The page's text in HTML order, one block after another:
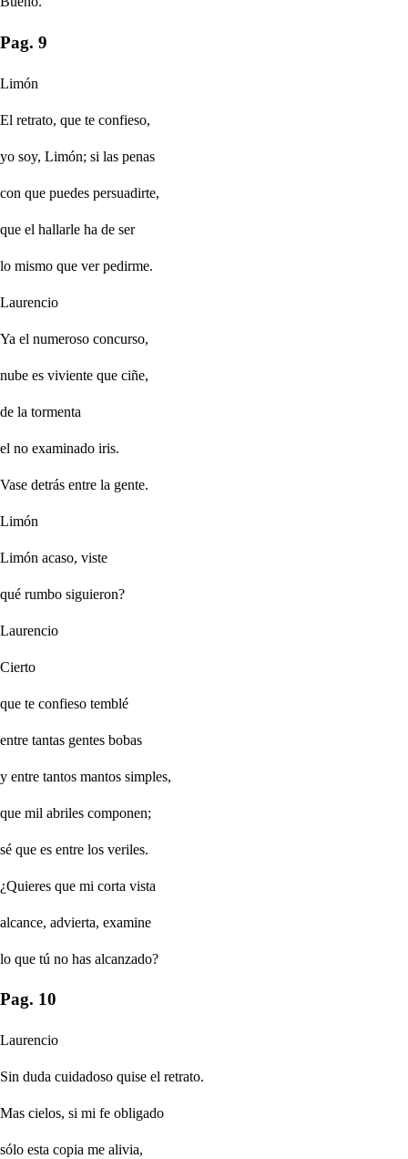
Pag. 9
Limón
El retrato, que te confieso,
yo soy, Limón; si las penas
con que puedes persuadirte,
que el hallarle ha de ser
lo mismo que ver pedirme.
Laurencio
Ya el numeroso concurso,
nube es viviente que ciñe,
de la tormenta
el no examinado iris.
Vase detrás entre la gente.
Limón
Limón acaso, viste
qué rumbo siguieron?
Laurencio
Cierto
que te confieso temblé
entre tantas gentes bobas
y entre tantos mantos simples,
que mil abriles componen;
sé que es entre los veriles.
¿Quieres que mi corta vista
alcance, advierta, examine
lo que tú no has alcanzado?
Pag. 10
Laurencio
Sin duda cuidadoso quise el retrato.
Mas cielos, si mi fe obligado
sólo esta copia me alivia,